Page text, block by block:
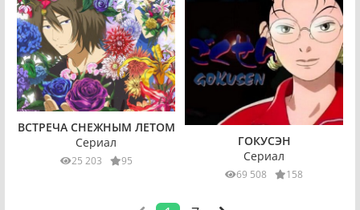
ВСТРЕЧА СНЕЖНЫМ ЛЕТОМ
Сериал
25 203 95
ГОКУСЭН
Сериал
69 508 158